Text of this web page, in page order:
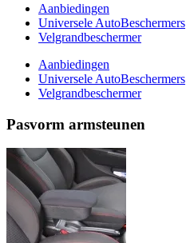
Aanbiedingen
Universele AutoBeschermers
Velgrandbeschermer
Aanbiedingen
Universele AutoBeschermers
Velgrandbeschermer
Pasvorm armsteunen